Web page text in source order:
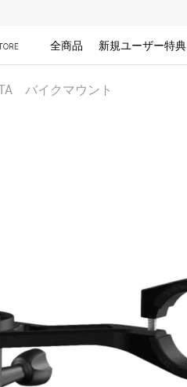
全商品 新規ユーザー特典
バイクマウント